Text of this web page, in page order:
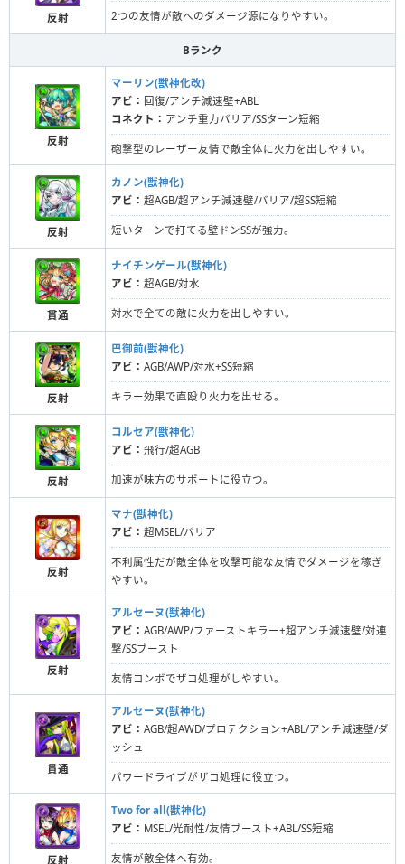
反射 2つの友情が敵へのダメージ源になりやすい。
Bランク
反射
マーリン(獣神化改)
アビ： 回復/アンチ減速壁+ABL
コネクト： アンチ重力バリア/SSターン短縮
砲撃型のレーザー友情で敵全体に火力を出しやすい。
反射
カノン(獣神化)
アビ： 超AGB/超アンチ減速壁/バリア/超SS短縮
短いターンで打てる壁ドンSSが強力。
貫通
ナイチンゲール(獣神化)
アビ： 超AGB/対水
対水で全ての敵に火力を出しやすい。
反射
巴御前(獣神化)
アビ： AGB/AWP/対水+SS短縮
キラー効果で直殴り火力を出せる。
反射
コルセア(獣神化)
アビ： 飛行/超AGB
加速が味方のサポートに役立つ。
反射
マナ(獣神化)
アビ： 超MSEL/バリア
不利属性だが敵全体を攻撃可能な友情でダメージを稼ぎ
やすい。
反射
アルセーヌ(獣神化)
アビ： AGB/AWP/ファーストキラー+超アンチ減速壁/対連
撃/SSブースト
友情コンボでザコ処理がしやすい。
貫通
アルセーヌ(獣神化)
アビ： AGB/超AWD/プロテクション+ABL/アンチ減速壁/ダ
ッシュ
パワードライブがザコ処理に役立つ。
反射
Two for all(獣神化)
アビ： MSEL/光耐性/友情ブースト+ABL/SS短縮
友情が敵全体へ有効。